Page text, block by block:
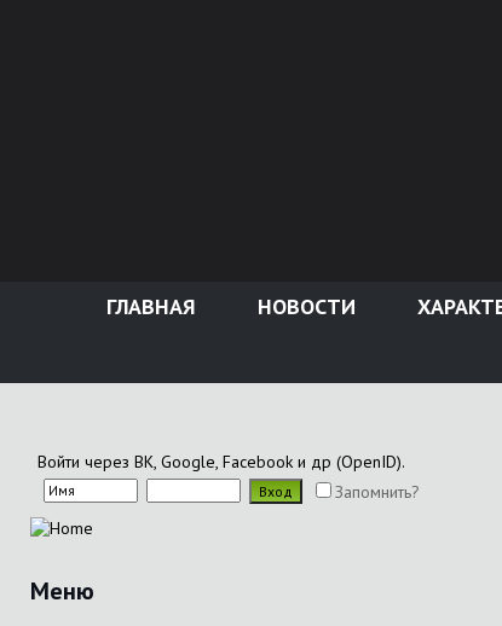
ГЛАВНАЯ НОВОСТИ
Войти через ВК, Google, Facebook и др (OpenID).
Запомнить?
Меню